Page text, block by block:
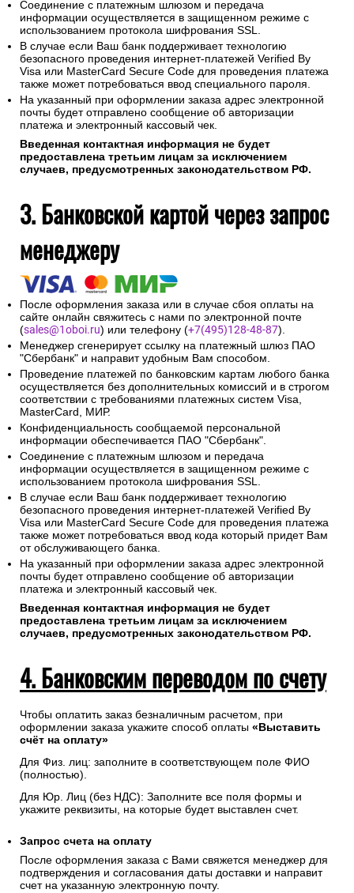
Соединение с платежным шлюзом и передача
информации осуществляется в защищенном режиме с
использованием протокола шифрования SSL.
В случае если Ваш банк поддерживает технологию
безопасного проведения интернет-платежей Verified By
Visa или MasterCard Secure Code для проведения платежа
также может потребоваться ввод специального пароля.
На указанный при оформлении заказа адрес электронной
почты будет отправлено сообщение об авторизации
платежа и электронный кассовый чек.
Введенная контактная информация не будет
предоставлена третьим лицам за исключением
случаев, предусмотренных законодательством РФ.
3. Банковской картой через запрос
менеджеру
После оформления заказа или в случае сбоя оплаты на
сайте онлайн свяжитесь с нами по электронной почте
(sales@1oboi.ru) или телефону (+7(495)128-48-87).
Менеджер сгенерирует ссылку на платежный шлюз ПАО
"Сбербанк" и направит удобным Вам способом.
Проведение платежей по банковским картам любого банка
осуществляется без дополнительных комиссий и в строгом
соответствии с требованиями платежных систем Visa,
MasterCard, МИР.
Конфиденциальность сообщаемой персональной
информации обеспечивается ПАО "Сбербанк".
Соединение с платежным шлюзом и передача
информации осуществляется в защищенном режиме с
использованием протокола шифрования SSL.
В случае если Ваш банк поддерживает технологию
безопасного проведения интернет-платежей Verified By
Visa или MasterCard Secure Code для проведения платежа
также может потребоваться ввод кода который придет Вам
от обслуживающего банка.
На указанный при оформлении заказа адрес электронной
почты будет отправлено сообщение об авторизации
платежа и электронный кассовый чек.
Введенная контактная информация не будет
предоставлена третьим лицам за исключением
случаев, предусмотренных законодательством РФ.
4. Банковским переводом по счету
Чтобы оплатить заказ безналичным расчетом, при
оформлении заказа укажите способ оплаты «Выставить
счёт на оплату»
Для Физ. лиц: заполните в соответствующем поле ФИО
(полностью).
Для Юр. Лиц (без НДС): Заполните все поля формы и
укажите реквизиты, на которые будет выставлен счет.
Запрос счета на оплату
После оформления заказа с Вами свяжется менеджер для
подтверждения и согласования даты доставки и направит
счет на указанную электронную почту.